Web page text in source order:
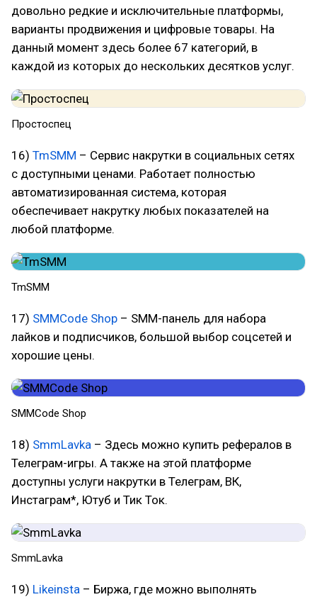
довольно редкие и исключительные платформы,
варианты продвижения и цифровые товары. На
данный момент здесь более 67 категорий, в
каждой из которых до нескольких десятков услуг.
Простоспец
16) TmSMM – Сервис накрутки в социальных сетях
с доступными ценами. Работает полностью
автоматизированная система, которая
обеспечивает накрутку любых показателей на
любой платформе.
TmSMM
17) SMMCode Shop – SMM-панель для набора
лайков и подписчиков, большой выбор соцсетей и
хорошие цены.
SMMCode Shop
18) SmmLavka – Здесь можно купить рефералов в
Телеграм-игры. А также на этой платформе
доступны услуги накрутки в Телеграм, ВК,
Инстаграм*, Ютуб и Тик Ток.
SmmLavka
19) Likeinsta – Биржа, где можно выполнять